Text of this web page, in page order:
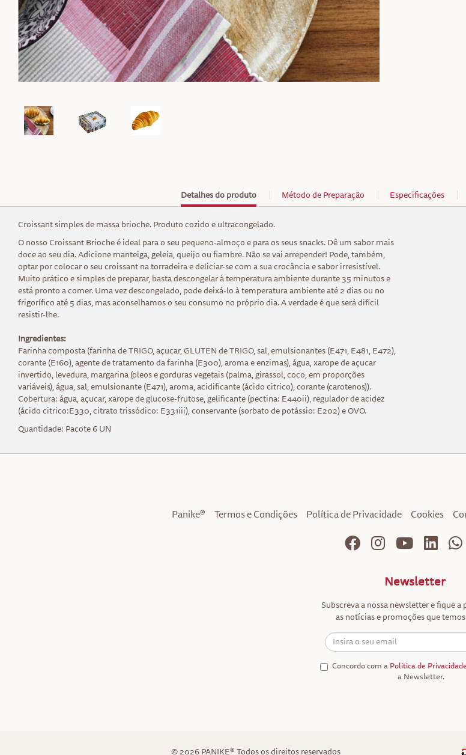
Detalhes do produto Método de Preparação Especificações
Croissant simples de massa brioche. Produto cozido e ultracongelado.
O nosso Croissant Brioche é ideal para o seu pequeno-almoço e para os seus snacks. Dê um sabor mais
doce ao seu dia. Adicione manteiga, geleia, queijo ou fiambre. Não se vai arrepender! Pode, também,
optar por colocar o seu croissant na torradeira e deliciar-se com a sua crocância e sabor irresistível.
Muito prático e simples de preparar, basta descongelar à temperatura ambiente durante 35 minutos e
está pronto a comer. Uma vez descongelado, pode deixá-lo à temperatura ambiente até 2 dias ou no
frigorífico até 5 dias, mas aconselhamos o seu consumo no próprio dia. A verdade é que será difícil
resistir-lhe.
Ingredientes:
Farinha composta (farinha de TRIGO, açucar, GLUTEN de TRIGO, sal, emulsionantes (E471, E481, E472),
corante (E160), agente de tratamento da farinha (E300), aroma e enzimas), água, xarope de açucar
invertido, levedura, margarina (oleos e gorduras vegetais (palma, girassol, coco, em proporções
variáveis), água, sal, emulsionante (E471), aroma, acidificante (ácido citrico), corante (carotenos)).
Cobertura: água, açucar, xarope de glucose-frutose, gelificante (pectina: E440ii), regulador de acidez
(ácido citrico:E330, citrato trissódico: E331iii), conservante (sorbato de potássio: E202) e OVO.
Quantidade: Pacote 6 UN
Panike® Termos e Condições Política de Privacidade Cookies
Newsletter
Subscreva a nossa newsletter e fique a
as notícias e promoções que
Concordo com a Política de
a Newsletter.
© 2026 PANIKE® Todos os direitos reservados